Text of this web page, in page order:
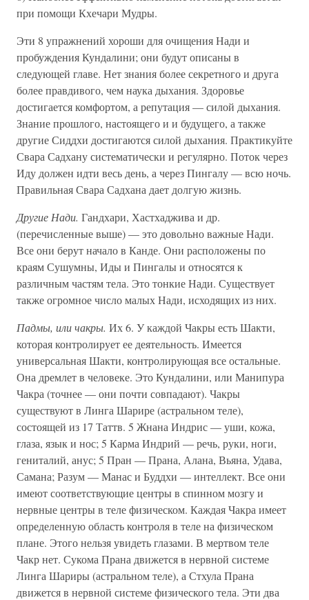
при помощи Кхечари Мудры.
Эти 8 упражнений хороши для очищения Нади и
пробуждения Кундалини; они будут описаны в
следующей главе. Нет знания более секретного и друга
более правдивого, чем наука дыхания. Здоровье
достигается комфортом, а репутация — силой дыхания.
Знание прошлого, настоящего и и будущего, а также
другие Сиддхи достигаются силой дыхания. Практикуйте
Свара Садхану систематически и регулярно. Поток через
Иду должен идти весь день, а через Пингалу — всю ночь.
Правильная Свара Садхана дает долгую жизнь.
Другие Нади. Гандхари, Хастхаджива и др.
(перечисленные выше) — это довольно важные Нади.
Все они берут начало в Канде. Они расположены по
краям Сушумны, Иды и Пингалы и относятся к
различным частям тела. Это тонкие Нади. Существует
также огромное число малых Нади, исходящих из них.
Падмы, или чакры. Их 6. У каждой Чакры есть Шакти,
которая контролирует ее деятельность. Имеется
универсальная Шакти, контролирующая все остальные.
Она дремлет в человеке. Это Кундалини, или Манипура
Чакра (точнее — они почти совпадают). Чакры
существуют в Линга Шарире (астральном теле),
состоящей из 17 Таттв. 5 Жнана Индрис — уши, кожа,
глаза, язык и нос; 5 Карма Индрий — речь, руки, ноги,
гениталий, анус; 5 Пран — Прана, Алана, Вьяна, Удава,
Самана; Разум — Манас и Буддхи — интеллект. Все они
имеют соответствующие центры в спинном мозгу и
нервные центры в теле физическом. Каждая Чакра имеет
определенную область контроля в теле на физическом
плане. Этого нельзя увидеть глазами. В мертвом теле
Чакр нет. Сукома Прана движется в нервной системе
Линга Шариры (астральном теле), а Стхула Прана
движется в нервной системе физического тела. Эти два